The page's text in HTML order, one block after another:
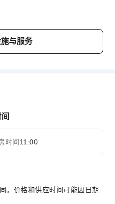
部
与服务
时间 11:00
。价格和供应时间可能因日期